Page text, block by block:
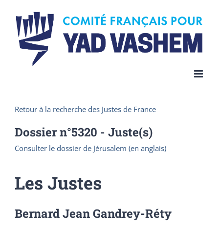
content
Retour à la recherche des Justes de France
Dossier n°5320 - Juste(s)
Consulter le dossier de Jérusalem (en anglais)
Les Justes
Bernard Jean Gandrey-Réty